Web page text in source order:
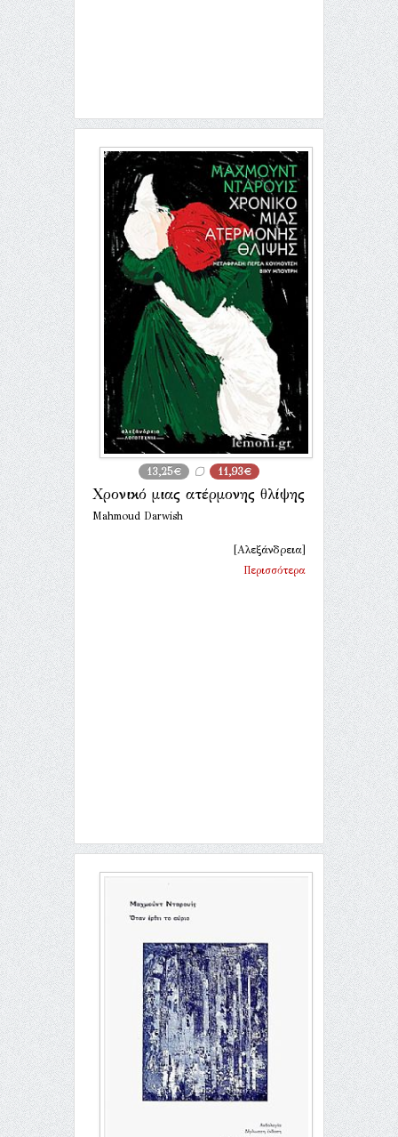
13,25€ 11,93€
Χρονικό μιας ατέρμονης θλίψης
Mahmoud Darwish
[Αλεξάνδρεια]
Περισσότερα